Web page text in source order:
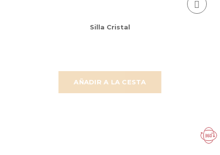
AÑADIR A LA CESTA
Silla Cristal